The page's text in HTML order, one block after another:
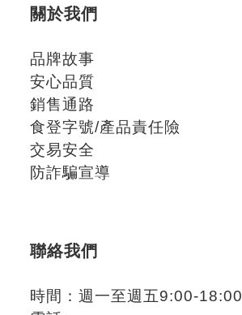
關於我們
品牌故事
安心品質
銷售通路
食登字號/產品責任險
交易安全
防詐騙宣導
聯絡我們
時間：週一至週五9:00-18:00